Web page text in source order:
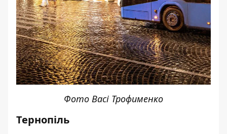
Фото Васі Трофименко
Тернопіль